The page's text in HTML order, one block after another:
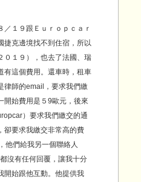
１９跟Ｅｕｒｏｐｃａｒ
捷克邊境找不到住宿，所以
０１９），也去了法國、瑞
有這個費用。還車時，租車
律師的email，要求我們繳
開始費用是５9歐元，後來
）要求我們繳交的通
卻要求我繳交非常高的費
他們給我另一個聯絡人
沒有任何回覆，讓我十分
開始跟他互動。他提供我